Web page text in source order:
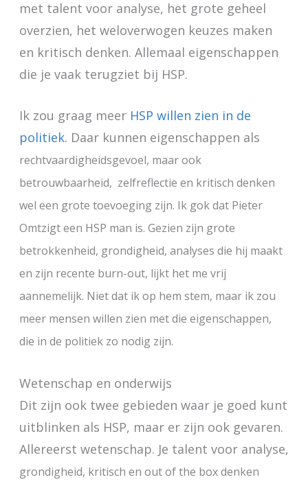
met talent voor analyse, het grote geheel
overzien, het weloverwogen keuzes maken
en kritisch denken. Allemaal eigenschappen
die je vaak terugziet bij HSP.
Ik zou graag meer HSP willen zien in de
politiek. Daar kunnen eigenschappen als
rechtvaardigheidsgevoel, maar ook
betrouwbaarheid, zelfreflectie en kritisch denken
wel een grote toevoeging zijn. Ik gok dat Pieter
Omtzigt een HSP man is. Gezien zijn grote
betrokkenheid, grondigheid, analyses die hij maakt
en zijn recente burn-out, lijkt het me vrij
aannemelijk. Niet dat ik op hem stem, maar ik zou
meer mensen willen zien met die eigenschappen,
die in de politiek zo nodig zijn.
Wetenschap en onderwijs
Dit zijn ook twee gebieden waar je goed kunt
uitblinken als HSP, maar er zijn ook gevaren.
Allereerst wetenschap. Je talent voor analyse,
grondigheid, kritisch en out of the box denken